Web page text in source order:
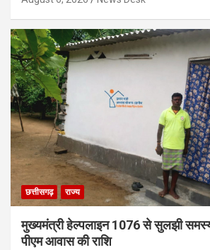
छत्तीसगढ़ राज्य
मुख्यमंत्री हेल्पलाइन 1076 से सुलझी
पीएम आवास की राशि